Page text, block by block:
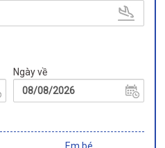
Ngày về